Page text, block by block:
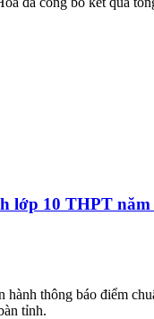
lớp 10 THPT năm
hành thông báo điểm
tỉnh.